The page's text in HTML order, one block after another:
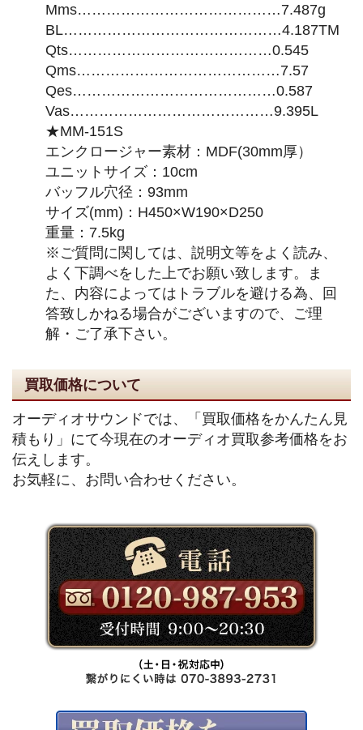
Mms……………………………………7.487g
BL………………………………………4.187TM
Qts……………………………………0.545
Qms……………………………………7.57
Qes……………………………………0.587
Vas……………………………………9.395L
★MM-151S
エンクロージャー素材：MDF(30mm厚）
ユニットサイズ：10cm
バッフル穴径：93mm
サイズ(mm)：H450×W190×D250
重量：7.5kg
※ご質問に関しては、説明文等をよく読み、
よく下調べをした上でお願い致します。ま
た、内容によってはトラブルを避ける為、回
答致しかねる場合がございますので、ご理
解・ご了承下さい。
買取価格について
オーディオサウンドでは、「買取価格をかんたん見
積もり」にて今現在のオーディオ買取参考価格をお
伝えします。
お気軽に、お問い合わせください。